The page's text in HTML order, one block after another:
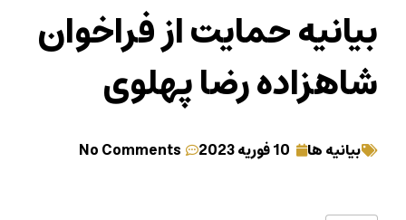
بیانیه حمایت از فراخوان
شاهزاده رضا پهلوی
بیانیه ها 10 فوریه 2023 No Comments